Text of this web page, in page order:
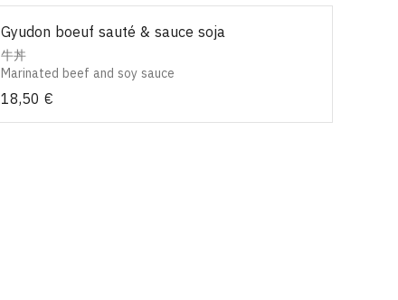
Gyudon boeuf sauté & sauce soja
牛丼
Marinated beef and soy sauce
18,50 €